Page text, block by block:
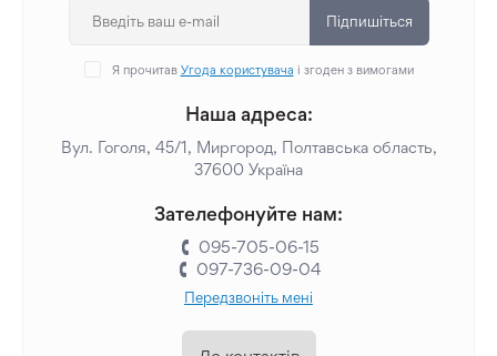
Підпишіться
Я прочитав Угода користувача і згоден з вимогами
Наша адреса:
Вул. Гоголя, 45/1, Миргород, Полтавська область,
37600 Україна
Зателефонуйте нам:
095-705-06-15
097-736-09-04
Передзвоніть мені